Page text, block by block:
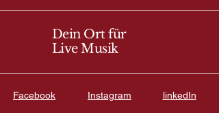
Dein Ort für
Live Musik
Facebook Instagram linkedIn